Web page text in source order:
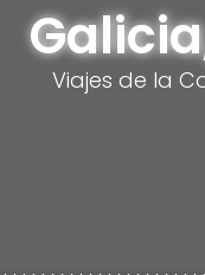
Viajes de la